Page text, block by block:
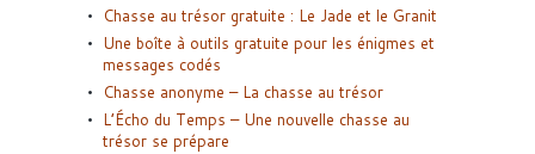
Chasse au trésor gratuite : Le Jade et le Granit
Une boîte à outils gratuite pour les énigmes et
messages codés
Chasse anonyme – La chasse au trésor
L’Écho du Temps – Une nouvelle chasse au
trésor se prépare